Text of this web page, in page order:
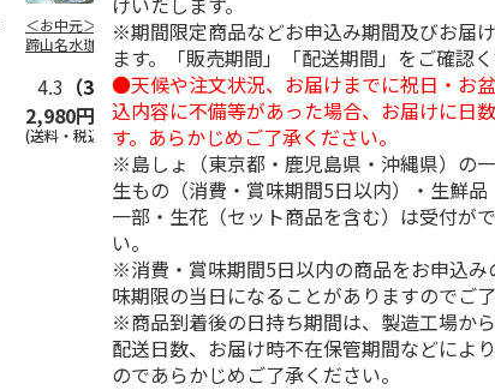
＜お中元＞北海道羊
蹄山名水珈琲ゼリー
4.3 （3）
2,980円
(送料・税込)
＜お中元＞＜ひとと
え＞３層デザートジ
ュレパフェ～国産フ
ルー…
4.7（10）
2,980円
(送料・税込)
＜お中元＞＜銀座千
疋屋＞銀座ゼリー９
個
5.0（5）
3,240円
(送料・税込)
※期間限定商品などお申込み期間及びお届
ます。「販売期間」「配送期間」をご確認く
●天候や注文状況、お届けまでに祝日・お
込内容に不備等があった場合、お届けに日
す。あらかじめご了承ください。
※島しょ（東京都・鹿児島県・沖縄県）の
生もの（消費・賞味期間5日以内）・生鮮
一部・生花（セット商品を含む）は受付が
い。
※消費・賞味期間5日以内の商品をお申込
味期限の当日になることがありますのでご了
※商品到着後の日持ち期間は、製造工場か
配送日数、お届け時不在保管期間などによ
のであらかじめご了承ください。